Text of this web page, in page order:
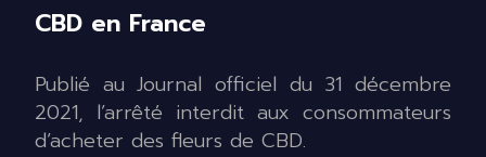
CBD en France
Publié au Journal officiel du 31 décembre
2021, l’arrêté interdit aux consommateurs
d’acheter des fleurs de CBD.